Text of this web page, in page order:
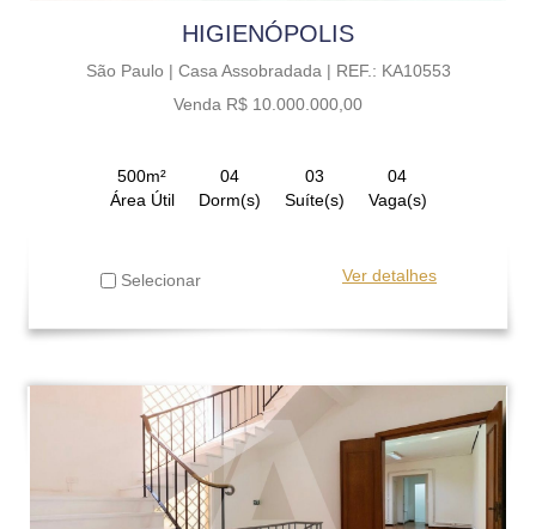
HIGIENÓPOLIS
São Paulo | Casa Assobradada | REF.: KA10553
Venda R$ 10.000.000,00
500m²
Área Útil
04
Dorm(s)
03
Suíte(s)
04
Vaga(s)
Selecionar Ver detalhes